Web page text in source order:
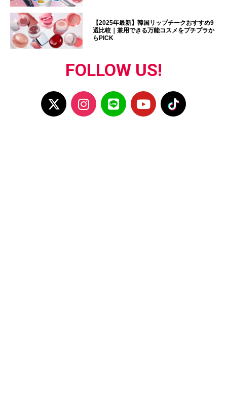
【2025年最新】韓国リップチークおすすめ9
選比較｜兼用できる万能コスメをプチプラか
らPICK
FOLLOW US!